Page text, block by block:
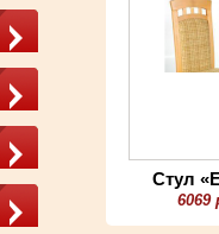
Стул
6069